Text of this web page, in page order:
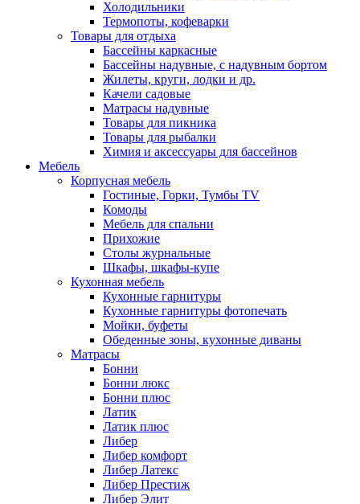
Холодильники
Термопоты, кофеварки
Товары для отдыха
Бассейны каркасные
Бассейны надувные, с надувным бортом
Жилеты, круги, лодки и др.
Качели садовые
Матрасы надувные
Товары для пикника
Товары для рыбалки
Химия и аксессуары для бассейнов
Мебель
Корпусная мебель
Гостиные, Горки, Тумбы TV
Комоды
Мебель для спальни
Прихожие
Столы журнальные
Шкафы, шкафы-купе
Кухонная мебель
Кухонные гарнитуры
Кухонные гарнитуры фотопечать
Мойки, буфеты
Обеденные зоны, кухонные диваны
Матрасы
Бонни
Бонни люкс
Бонни плюс
Латик
Латик плюс
Либер
Либер комфорт
Либер Латекс
Либер Престиж
Либер Элит